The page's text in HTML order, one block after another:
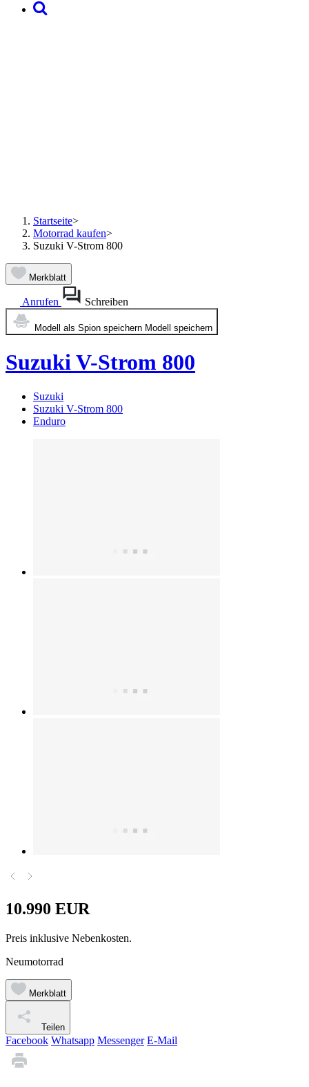
Startseite>
Motorrad kaufen>
Suzuki V-Strom 800
Merkblatt
Anrufen Schreiben
Modell als Spion speichern Modell speichern
Suzuki V-Strom 800
Suzuki
Suzuki V-Strom 800
Enduro
10.990 EUR
Preis inklusive Nebenkosten.
Neumotorrad
Merkblatt
Teilen
Facebook Whatsapp Messenger E-Mail